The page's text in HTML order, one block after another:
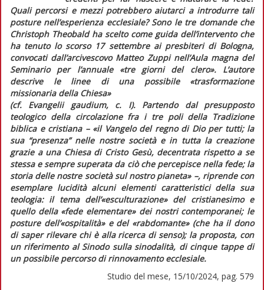
Quali percorsi e mezzipotrebbero aiutarci a introdurre tali
posture nell’esperienza ecclesiale? Sono le tre domande che
Christoph Theobald ha scelto come guida dell’intervento che
ha tenuto lo scorso 17 settembre ai presbiteri di Bologna,
convocati dall’arcivescovo Matteo Zuppi nell’Aula magna del
Seminario per l’annuale «tre giorni del clero». L’autore
descrive le linee di una possibile «trasformazione
missionaria della Chiesa»
(cf. Evangelii gaudium, c. I). Partendo dal presupposto
teologico della circolazione fra i tre poli della Tradizione
biblica e cristiana – «il Vangelo del regno di Dio per tutti; la
sua “presenza” nelle nostre società e in tutta la creazione
grazie a una Chiesa di Cristo Gesù, decentrata rispetto a se
stessa e sempre superata da ciò che percepisce nella fede; la
storia delle nostre società sul nostro pianeta» –, riprende con
esemplare lucidità alcuni elementi caratteristici della sua
teologia: il tema dell’«esculturazione» del cristianesimo e
quello della «fede elementare» dei nostri contemporanei; le
posture dell’«ospitalità» e del «rabdomante» (che ha il dono
di saper rilevare chi è alla ricerca di senso); la proposta, con
un riferimento al Sinodo sulla sinodalità, di cinque tappe di
un possibile percorso di rinnovamento ecclesiale.
Studio del mese, 15/10/2024, pag. 579